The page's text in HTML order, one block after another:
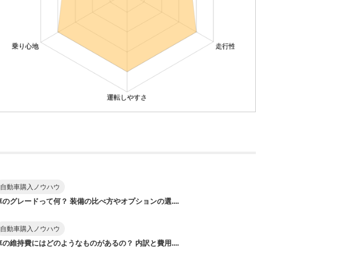
自動車購入ノウハウ
のグレードって何？ 装備の比べ方やオプションの選....
自動車購入ノウハウ
の維持費にはどのようなものがあるの？ 内訳と費用....